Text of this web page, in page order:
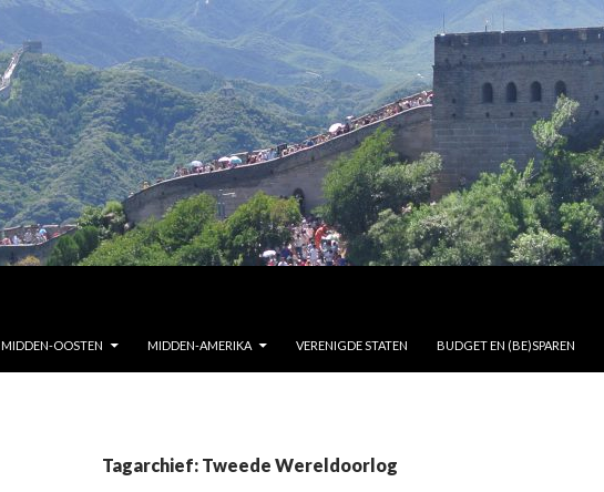
MIDDEN-OOSTEN MIDDEN-AMERIKA VERENIGDE STATEN BUDGET EN (BE)SPAREN
Tagarchief: Tweede Wereldoorlog